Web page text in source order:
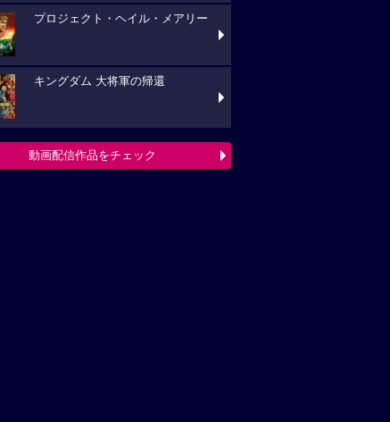
プロジェクト・ヘイル・メアリー
キングダム 大将軍の帰還
動画配信作品をチェック